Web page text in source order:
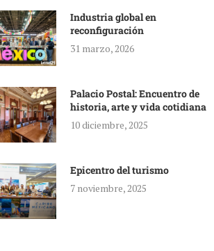
Industria global en
reconfiguración
31 marzo, 2026
Palacio Postal: Encuentro de
historia, arte y vida cotidiana
10 diciembre, 2025
Epicentro del turismo
7 noviembre, 2025